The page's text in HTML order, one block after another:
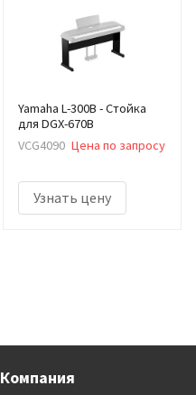
Yamaha L-300B - Стойка
для DGX-670B
VCG4090 Цена по запросу
Узнать цену
Компания